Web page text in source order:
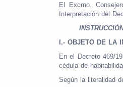
El Excmo.
Interpretación del
I.- OBJETO DE LA
En el Decreto 469/
cédula de
Según la literalidad